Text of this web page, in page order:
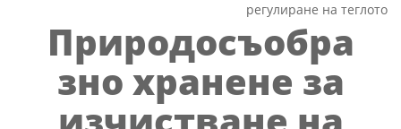
регулиране на теглото
Природосъобра
зно хранене за